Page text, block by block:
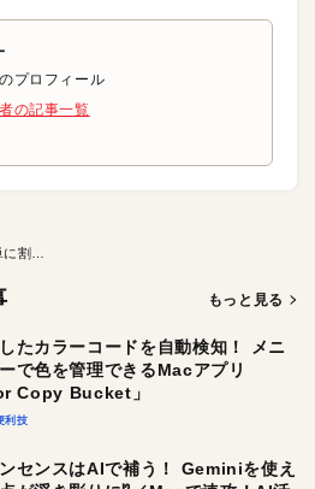
プロフィール
の記事一覧
もっと見る
たカラーコードを自動検知！ メニ
で色を管理できるMacアプリ
Copy Bucket」
利技
センスはAIで補う！ Geminiを使え